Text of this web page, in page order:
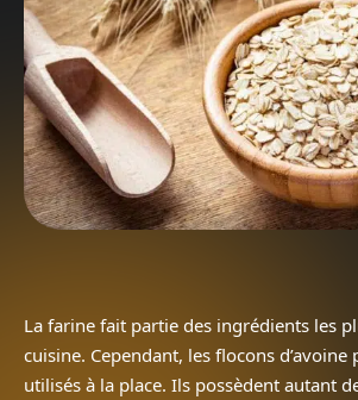
La farine fait partie des ingrédients les
cuisine. Cependant, les flocons d’avoine
utilisés à la place. Ils possèdent autant